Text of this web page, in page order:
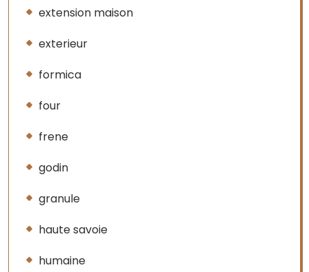
extension maison
exterieur
formica
four
frene
godin
granule
haute savoie
humaine